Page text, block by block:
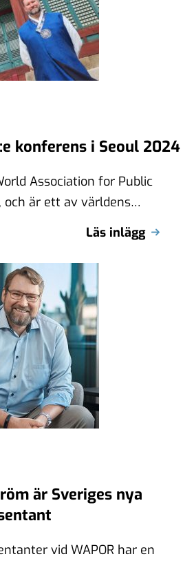
konferens i Seoul 2024
Association for Public
och är ett av världens
Läs inlägg
är Sveriges nya
vid WAPOR har en